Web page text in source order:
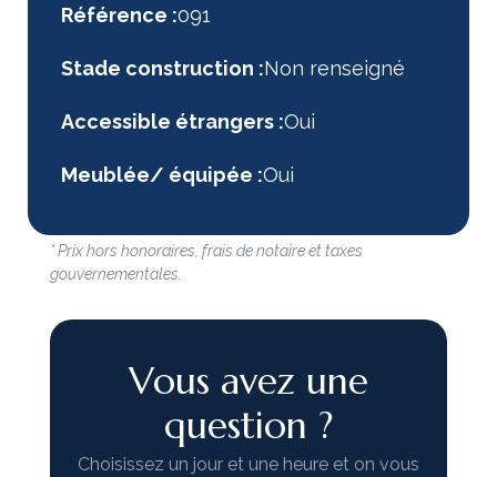
Référence :091
Stade construction :Non renseigné
Accessible étrangers :Oui
Meublée/ équipée :Oui
* Prix hors honoraires, frais de notaire et taxes
gouvernementales.
Vous avez une
question ?
Choisissez un jour et une heure et on vous